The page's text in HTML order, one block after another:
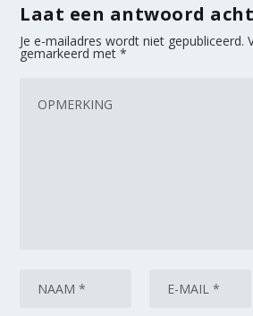
Laat een antwoord
Je e-mailadres wordt niet gepubliceerd.
gemarkeerd met*